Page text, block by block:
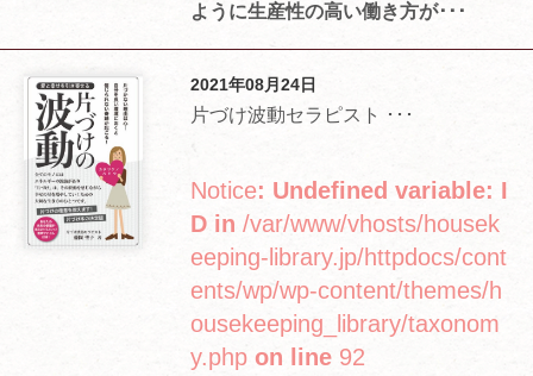
ように生産性の高い働き方が･･･
2021年08月24日
片づけ波動セラピスト ･･･
Notice: Undefined variable: I
D in /var/www/vhosts/housek
eeping-library.jp/httpdocs/cont
ents/wp/wp-content/themes/h
ousekeeping_library/taxonom
y.php on line 92